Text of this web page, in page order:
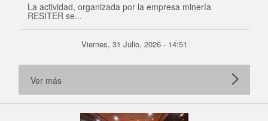
La actividad, organizada por la empresa minería
RESITER se...
Viernes, 31 Julio, 2026 - 14:51
Ver más